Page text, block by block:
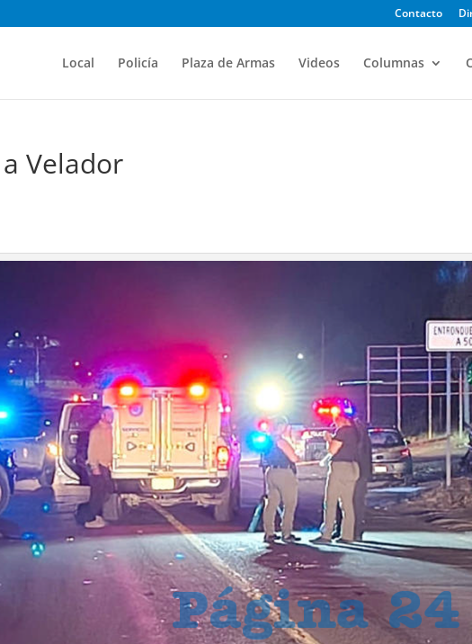
Contacto
Local Policía Plaza de Armas Videos Columnas
Velador